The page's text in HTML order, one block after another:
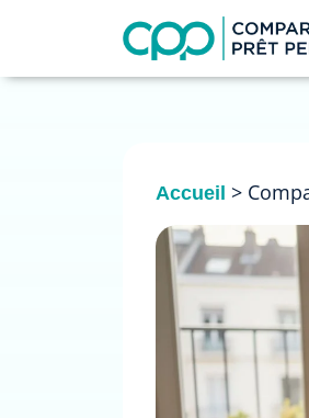
Accueil >